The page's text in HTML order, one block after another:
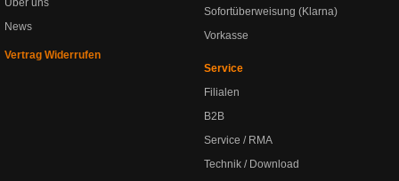
Über uns
News
Vertrag Widerrufen
Sofortüberweisung (Klarna)
Vorkasse
Service
Filialen
B2B
Service / RMA
Technik / Download